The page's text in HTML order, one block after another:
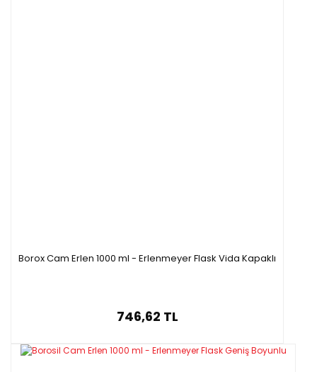
Borox Cam Erlen 1000 ml - Erlenmeyer Flask Vida Kapaklı
746,62 TL